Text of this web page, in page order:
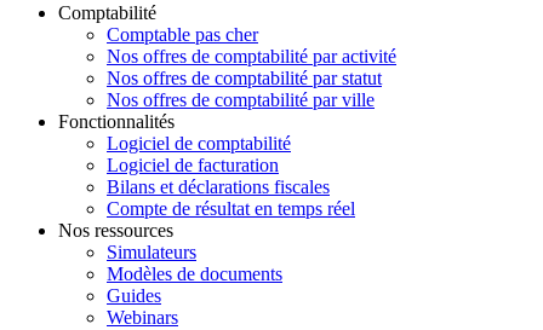
Comptabilité
Comptable pas cher
Nos offres de comptabilité par activité
Nos offres de comptabilité par statut
Nos offres de comptabilité par ville
Fonctionnalités
Logiciel de comptabilité
Logiciel de facturation
Bilans et déclarations fiscales
Compte de résultat en temps réel
Nos ressources
Simulateurs
Modèles de documents
Guides
Webinars